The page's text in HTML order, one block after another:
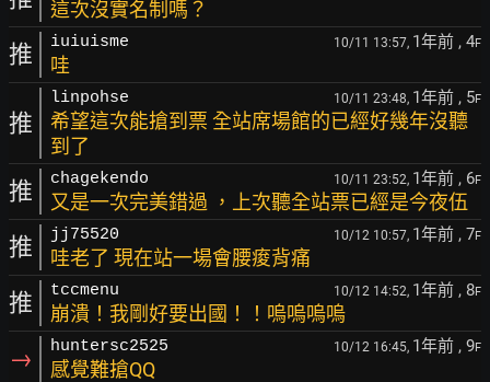
這次沒實名制嗎？
推 iuiuisme 10/11 13:57, 1年前 , 4F
哇
推
linpohse 10/11 23:48, 1年前 , 5F
希望這次能搶到票 全站席場館的已經好幾年沒聽
到了
推 chagekendo 10/11 23:52, 1年前 , 6F
又是一次完美錯過 ，上次聽全站票已經是今夜伍
推 jj75520 10/12 10:57, 1年前 , 7F
哇老了 現在站一場會腰痠背痛
推 tccmenu 10/12 14:52, 1年前 , 8F
崩潰！我剛好要出國！！嗚嗚嗚嗚
→ huntersc2525 10/12 16:45, 1年前 , 9F
感覺難搶QQ